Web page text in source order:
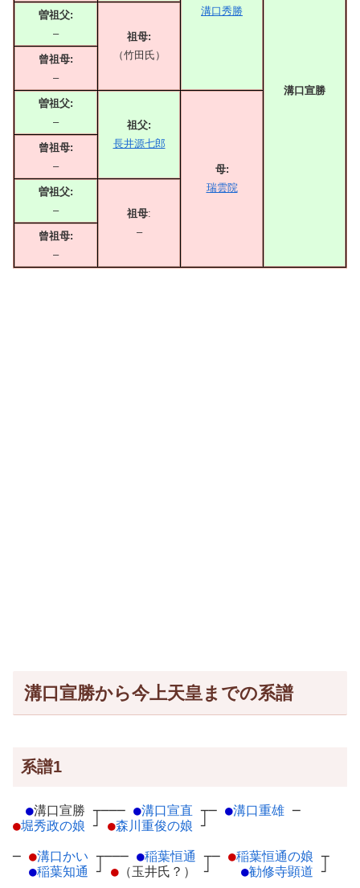
溝口秀勝
溝口宣勝
曽祖父:
–
祖母:
（竹田氏）
曾祖母:
–
曽祖父:
–
祖父:
長井源七郎
母:
瑞雲院
曾祖母:
–
曽祖父:
–
祖母:
–
曾祖母:
–
溝口宣勝から今上天皇までの系譜
系譜1
●溝口宣勝 ┬
●堀秀政の娘 ┘
─── ●溝口宣直 ┬
●森川重俊の娘 ┘
─ ●溝口重雄 ─
─ ●溝口かい ┬
●稲葉知通 ┘
─── ●稲葉恒通 ┬
● （玉井氏？） ┘
─ ●稲葉恒通の娘 ┬
●勧修寺顕道 ┘